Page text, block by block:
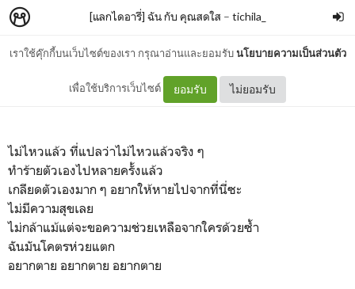
เราใช้คุ๊กกี้บนเว็บไซต์ของเรา กรุณาอ่านและยอมรับนโยบายความเป็นส่วนตัว
เพื่อใช้บริการเว็บไซต์ ยอมรับ ไม่ยอมรับ
[แลกไดอารี่] ฉัน กับ คุณสดใส – tichila_
[Trigger Warning]
ไม่ไหวแล้ว ที่แปลว่าไม่ไหวแล้วจริง ๆ
ทำร้ายตัวเองไปหลายครั้งแล้ว
เกลียดตัวเองมาก ๆ อยากให้หายไปจากที่นี่ซะ
ไม่มีความสุขเลย
ไม่กล้าแม้แต่จะขอความช่วยเหลือจากใครด้วยซ้ำ
ฉันมันโคตรห่วยแตก
อยากตาย อยากตาย อยากตาย